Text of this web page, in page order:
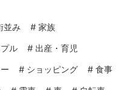
並み # 家族
ル # 出産・育児
# ショッピング # 食事